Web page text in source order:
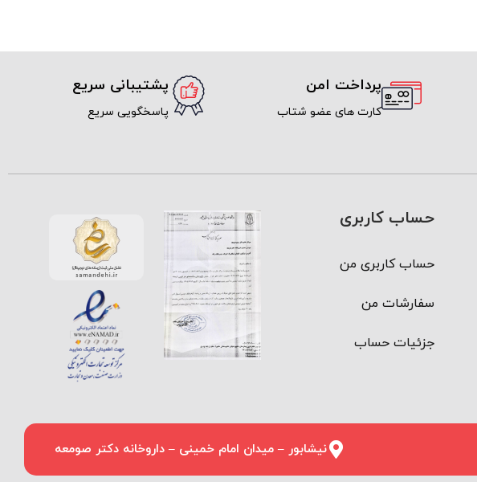
پرداخت امن
کارت های عضو شتاب
پشتیبانی سریع
پاسخگویی سریع
حساب کاربری
حساب کاربری من
سفارشات من
جزئیات حساب
نیشابور – میدان امام خمینی – داروخانه دکتر صومعه